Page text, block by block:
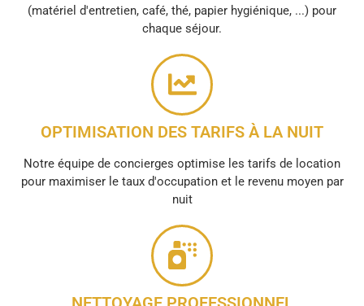
(matériel d'entretien, café, thé, papier hygiénique, ...) pour
chaque séjour.
OPTIMISATION DES TARIFS À LA NUIT
Notre équipe de concierges optimise les tarifs de location
pour maximiser le taux d'occupation et le revenu moyen par
nuit